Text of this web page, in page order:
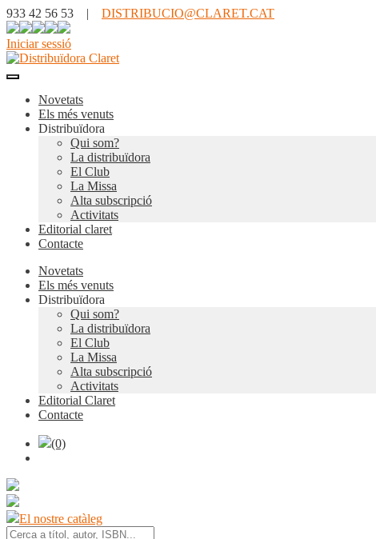
933 42 56 53 | DISTRIBUCIO@CLARET.CAT
Iniciar sessió
Novetats
Els més venuts
Distribuïdora
Qui som?
La distribuïdora
El Club
La Missa
Alta subscripció
Activitats
Editorial claret
Contacte
Novetats
Els més venuts
Distribuïdora
Qui som?
La distribuïdora
El Club
La Missa
Alta subscripció
Activitats
Editorial Claret
Contacte
(0)
El nostre catàleg